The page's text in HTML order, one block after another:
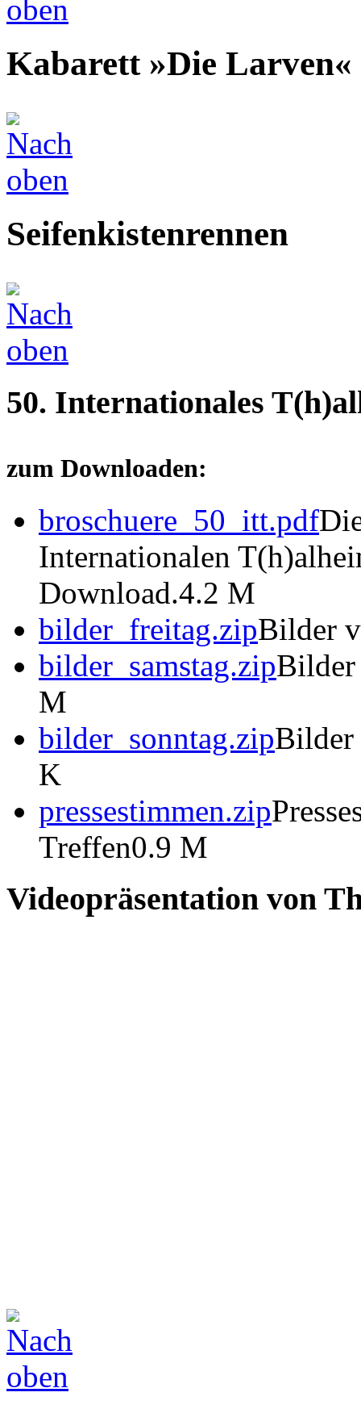
Kabarett »Die Larven«
Seifenkistenrennen
50. Internationales
zum Downloaden:
broschuere_50_itt.pdf
Internationalen
Download.4.2 M
bilder_freitag.zipBilder
bilder_samstag.zipBilder
M
bilder_sonntag.zipBilder
K
pressestimmen.zip
Treffen0.9 M
Videopräsentation von